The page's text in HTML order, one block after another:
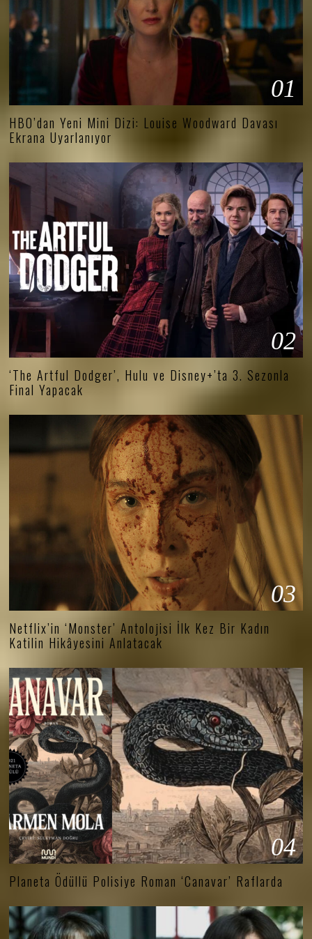
01
HBO’dan Yeni Mini Dizi: Louise Woodward Davası
Ekrana Uyarlanıyor
02
‘The Artful Dodger’, Hulu ve Disney+’ta 3. Sezonla
Final Yapacak
03
Netflix’in ‘Monster’ Antolojisi İlk Kez Bir Kadın
Katilin Hikâyesini Anlatacak
04
Planeta Ödüllü Polisiye Roman ‘Canavar’ Raflarda